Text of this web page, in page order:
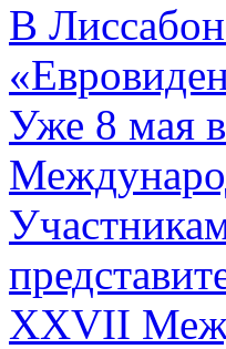
В
Уже 8 мая
XXVII